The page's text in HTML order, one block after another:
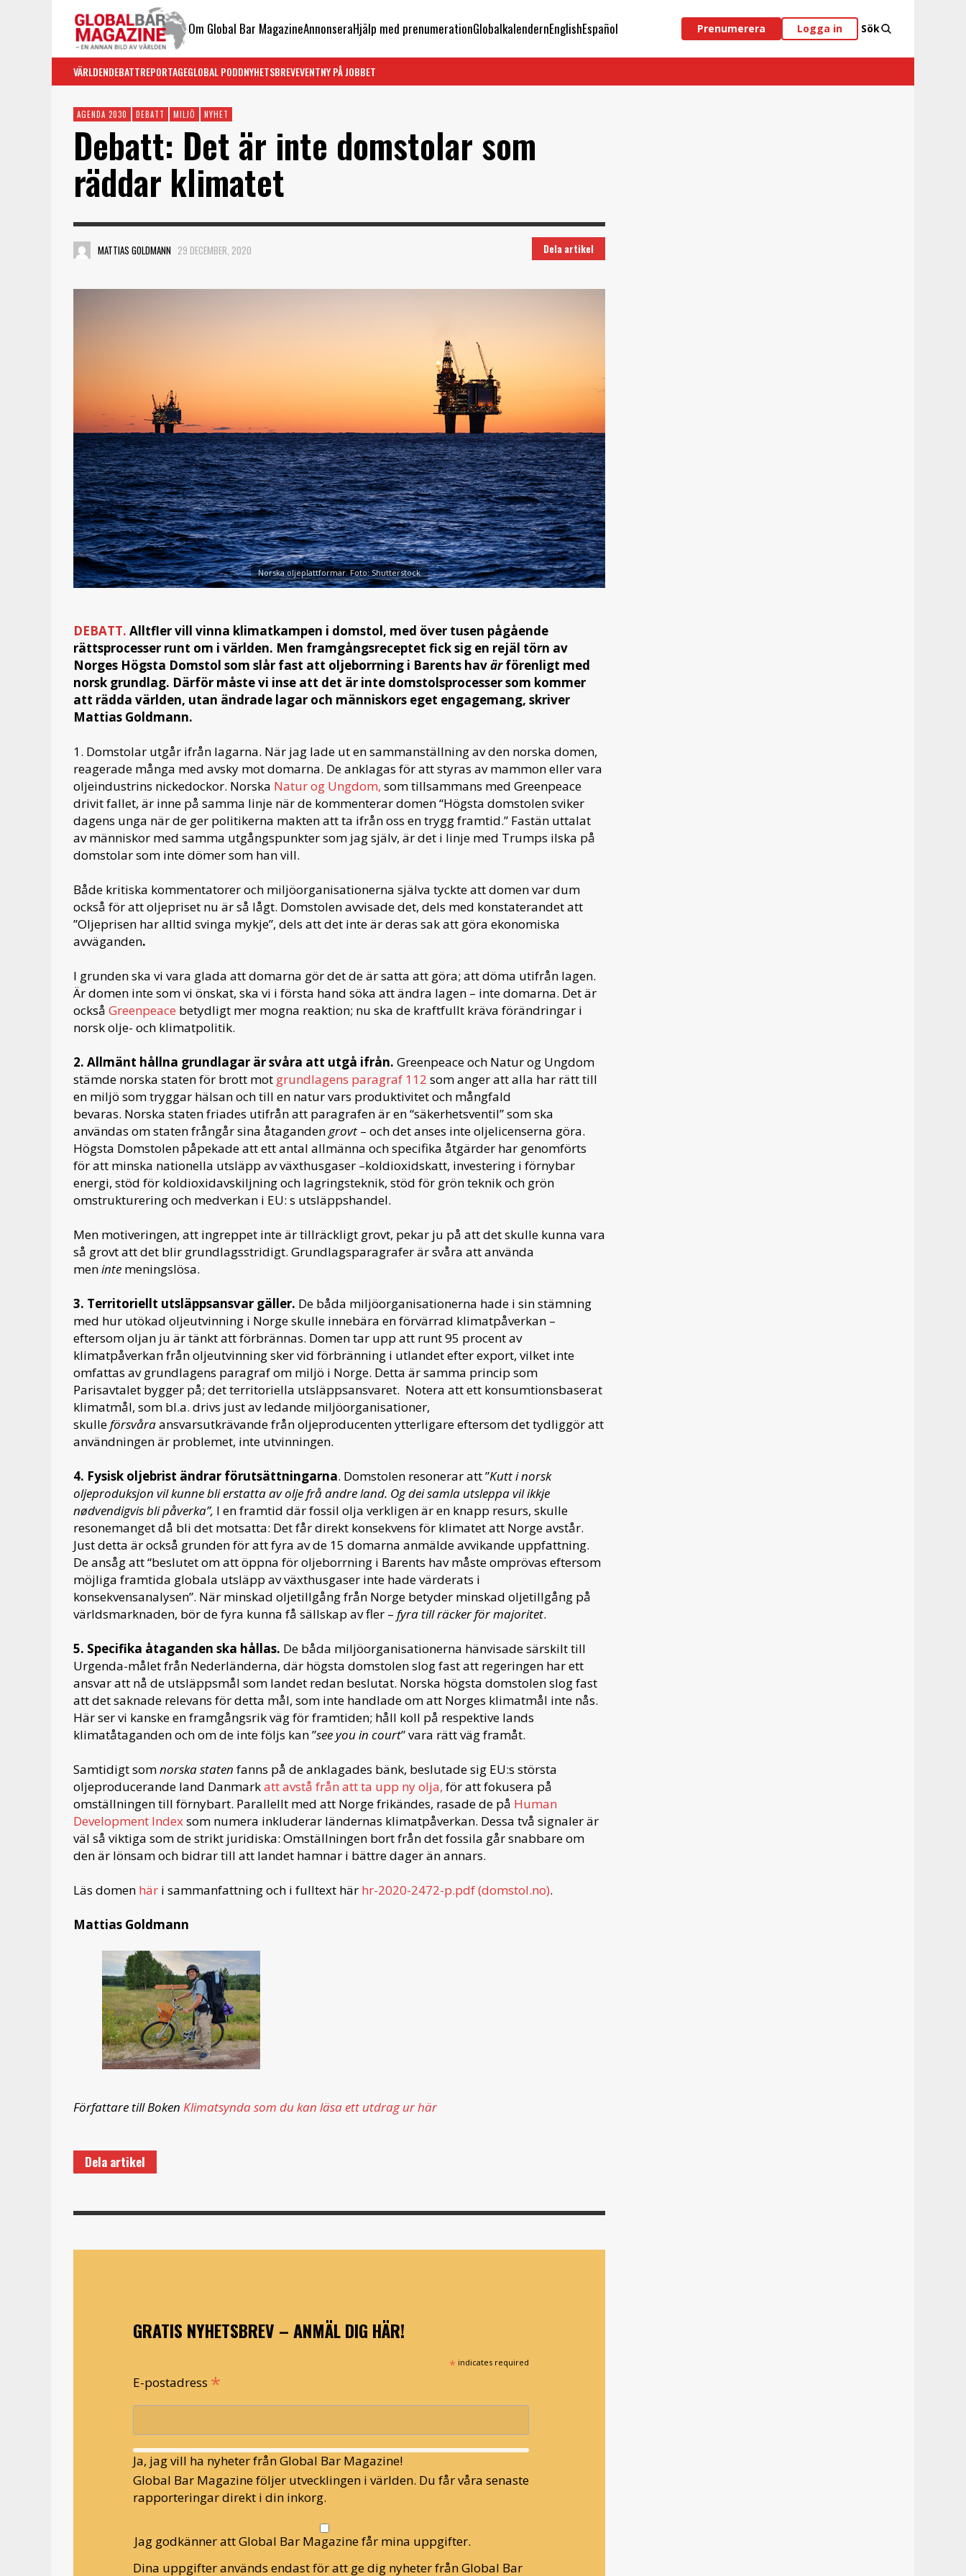
Om Global Bar MagazineAnnonseraHjälp med prenumerationGlobalkalendernEnglishEspañol Prenumerera Logga in Sök
VÄRLDENDEBATTREPORTAGEGLOBAL PODDNYHETSBREVEVENTNY PÅ JOBBET
AGENDA 2030 DEBATT MILJÖ NYHET
Debatt: Det är inte domstolar som
räddar klimatet
MATTIAS GOLDMANN 29 DECEMBER, 2020 Dela artikel
Norska oljeplattformar. Foto: Shutterstock
DEBATT. Alltfler vill vinna klimatkampen i domstol, med över tusen pågående
rättsprocesser runt om i världen. Men framgångsreceptet fick sig en rejäl törn av
Norges Högsta Domstol som slår fast att oljeborrning i Barents havärförenligt med
norsk grundlag. Därför måste vi inse att det är inte domstolsprocesser som kommer
att rädda världen, utan ändrade lagar och människors eget engagemang, skriver
Mattias Goldmann.
1. Domstolar utgår ifrån lagarna. När jag lade ut en sammanställning av den norska domen,
reagerade många med avsky mot domarna. De anklagas för att styras av mammon eller vara
oljeindustrins nickedockor. Norska Natur og Ungdom, som tillsammans med Greenpeace
drivit fallet, är inne på samma linje när de kommenterar domen “Högsta domstolen sviker
dagens unga när de ger politikerna makten att ta ifrån oss en trygg framtid.” Fastän uttalat
av människor med samma utgångspunkter som jag själv, är det i linje med Trumps ilska på
domstolar som inte dömer som han vill.
Både kritiska kommentatorer och miljöorganisationerna själva tyckte att domen var dum
också för att oljepriset nu är så lågt. Domstolen avvisade det, dels med konstaterandet att
”Oljeprisen har alltid svinga mykje”, dels att det inte är deras sak att göra ekonomiska
avväganden.
I grunden ska vi vara glada att domarna gör det de är satta att göra; att döma utifrån lagen.
Är domen inte som vi önskat, ska vi i första hand söka att ändra lagen – inte domarna. Det är
också Greenpeace betydligt mer mogna reaktion; nu ska de kraftfullt kräva förändringar i
norsk olje- och klimatpolitik.
2. Allmänt hållna grundlagar är svåra att utgå ifrån. Greenpeace och Natur og Ungdom
stämde norska staten för brott mot grundlagens paragraf 112 som anger att alla har rätt till
en miljö som tryggar hälsan och till en natur vars produktivitet och mångfald
bevaras. Norska staten friades utifrån att paragrafen är en “säkerhetsventil” som ska
användas om staten frångår sina åtagandengrovt – och det anses inte oljelicenserna göra.
Högsta Domstolen påpekade att ett antal allmänna och specifika åtgärder har genomförts
för att minska nationella utsläpp av växthusgaser –koldioxidskatt, investering i förnybar
energi, stöd för koldioxidavskiljning och lagringsteknik, stöd för grön teknik och grön
omstrukturering och medverkan i EU: s utsläppshandel.
Men motiveringen, att ingreppet inte är tillräckligt grovt, pekar ju på att det skulle kunna vara
så grovt att det blir grundlagsstridigt. Grundlagsparagrafer är svåra att använda
meninte meningslösa.
3. Territoriellt utsläppsansvar gäller. De båda miljöorganisationerna hade i sin stämning
med hur utökad oljeutvinning i Norge skulle innebära en förvärrad klimatpåverkan –
eftersom oljan ju är tänkt att förbrännas. Domen tar upp att runt 95 procent av
klimatpåverkan från oljeutvinning sker vid förbränning i utlandet efter export, vilket inte
omfattas av grundlagens paragraf om miljö i Norge. Detta är samma princip som
Parisavtalet bygger på; det territoriella utsläppsansvaret. Notera att ett konsumtionsbaserat
klimatmål, som bl.a. drivs just av ledande miljöorganisationer,
skulleförsvåraansvarsutkrävande från oljeproducenten ytterligare eftersom det tydliggör att
användningen är problemet, inte utvinningen.
4. Fysisk oljebrist ändrar förutsättningarna. Domstolen resonerar att ”Kutt i norsk
oljeproduksjon vil kunne bli erstatta av olje frå andre land. Og dei samla utsleppa vil ikkje
nødvendigvis bli påverka”, I en framtid där fossil olja verkligen är en knapp resurs, skulle
resonemanget då bli det motsatta: Det får direkt konsekvens för klimatet att Norge avstår.
Just detta är också grunden för att fyra av de 15 domarna anmälde avvikande uppfattning.
De ansåg att “beslutet om att öppna för oljeborrning i Barents hav måste omprövas eftersom
möjliga framtida globala utsläpp av växthusgaser inte hade värderats i
konsekvensanalysen”. När minskad oljetillgång från Norge betyder minskad oljetillgång på
världsmarknaden, bör de fyra kunna få sällskap av fler – fyra till räcker för majoritet.
5. Specifika åtaganden ska hållas. De båda miljöorganisationerna hänvisade särskilt till
Urgenda-målet från Nederländerna, där högsta domstolen slog fast att regeringen har ett
ansvar att nå de utsläppsmål som landet redan beslutat. Norska högsta domstolen slog fast
att det saknade relevans för detta mål, som inte handlade om att Norges klimatmål inte nås.
Här ser vi kanske en framgångsrik väg för framtiden; håll koll på respektive lands
klimatåtaganden och om de inte följs kan ”see you in court” vara rätt väg framåt.
Samtidigt somnorska staten fanns på de anklagades bänk, beslutade sig EU:s största
oljeproducerande land Danmarkatt avstå från att ta upp ny olja, för att fokusera på
omställningen till förnybart. Parallellt med att Norge frikändes, rasade de på Human
Development Indexsom numera inkluderar ländernas klimatpåverkan. Dessa två signaler är
väl så viktiga som de strikt juridiska: Omställningen bort från det fossila går snabbare om
den är lönsam och bidrar till att landet hamnar i bättre dager än annars.
Läs domen här i sammanfattningoch i fulltext här hr-2020-2472-p.pdf (domstol.no).
Mattias Goldmann
Författare till Boken Klimatsynda som du kan läsa ett utdrag ur här
Dela artikel
GRATIS NYHETSBREV – ANMÄL DIG HÄR!
* indicates required
E-postadress *
Ja, jag vill ha nyheter från Global Bar Magazine!
Global Bar Magazine följer utvecklingen i världen. Du får våra senaste
rapporteringar direkt i din inkorg.
Jag godkänner att Global Bar Magazine får mina uppgifter.
Dina uppgifter används endast för att ge dig nyheter från Global Bar